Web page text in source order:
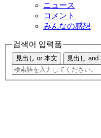
ニュース
コメント
みんなの感想
검색어 입력폼
見出し or 本文 見出し and